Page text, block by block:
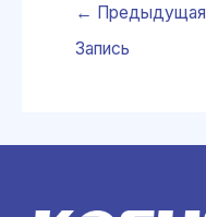
← Предыдущая
Запись